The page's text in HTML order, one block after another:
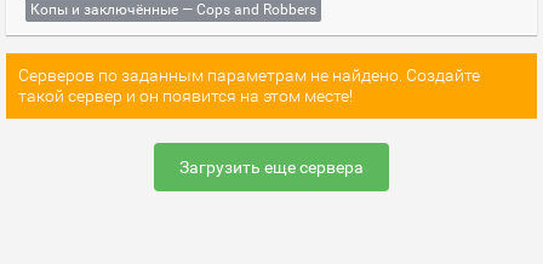
Копы и заключённые — Cops and Robbers
Серверов по заданным параметрам не найдено. Создайте
такой сервер и он появится на этом месте!
Загрузить еще сервера